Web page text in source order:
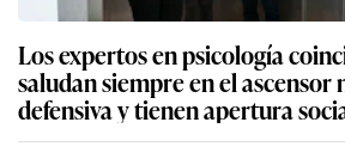
Los expertos en psicología
saludan siempre en el ascensor
defensiva y tienen apertura